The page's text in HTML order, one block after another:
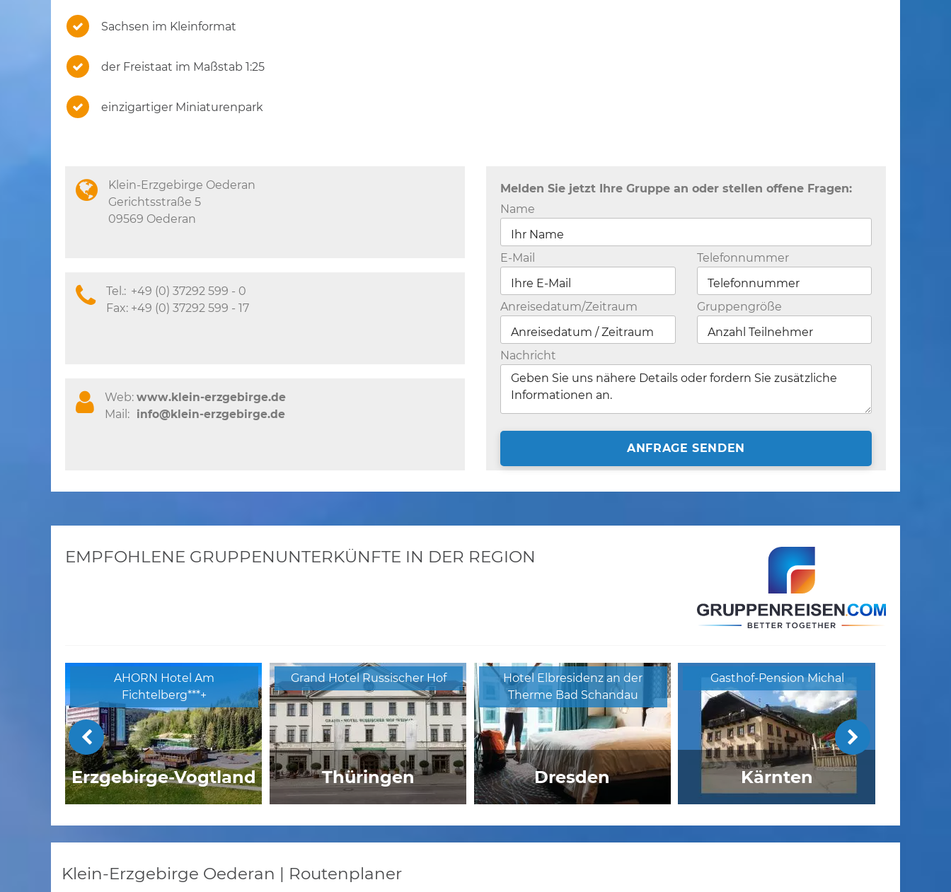
Sachsen im Kleinformat
der Freistaat im Maßstab 1:25
einzigartiger Miniaturenpark
Klein-Erzgebirge Oederan
Gerichtsstraße 5
09569 Oederan
Tel.: +49 (0) 37292 599 - 0
Fax: +49 (0) 37292 599 - 17
Web: www.klein-erzgebirge.de
Mail: info@klein-erzgebirge.de
Melden Sie jetzt Ihre Gruppe an oder stellen offene Fragen:
Name
E-Mail Telefonnummer
Anreisedatum/Zeitraum Gruppengröße
Nachricht
ANFRAGE SENDEN
EMPFOHLENE GRUPPENUNTERKÜNFTE IN DER REGION
AHORN Hotel Am
Fichtelberg***+
Erzgebirge-Vogtland
Grand Hotel Russischer Hof
Thüringen
Hotel Elbresidenz an der
Therme Bad Schandau
Dresden
Gasthof-Pension Michal
Kärnten
Klein-Erzgebirge Oederan | Routenplaner